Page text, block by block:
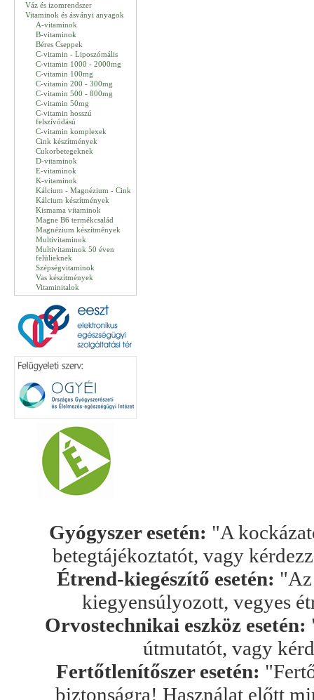
Váz és izomrendszer
Vitaminok és ásványi anyagok
A-vitaminok
B-vitaminok
Béres Cseppek
C-vitamin - Liposzómális
C-vitamin 1000 - 2000mg
C-vitamin 100mg
C-vitamin 200 - 300mg
C-vitamin 500 - 800mg
C-vitamin 50mg
C-vitamin hosszú
felszívódású
C-vitamin komplexek
Cink készítmények
Cukorbetegeknek
D-vitaminok
E-vitaminok
K-vitaminok
Kálcium - Magnézium - Cink
Kálcium készítmények
Kismama vitaminok
Magne B6 termékcsalád
Magnézium készítmények
Multivitaminok
Multivitaminok 50 éven
felülieknek
Szépségvitaminok
Vas készítmények
Vitaminitalok
Gyógyszer esetén: "A
betegtájékoztatót, vagy
Étrend-kiegészítő esetén: "Az
kiegyensúlyozott, vegyes
Orvostechnikai eszköz esetén:
útmutatót, vagy
Fertőtlenítőszer esetén:
biztonságra! Használat előtt